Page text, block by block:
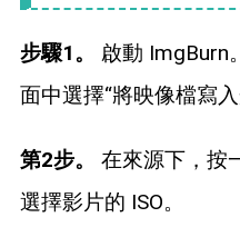
步驟1。
啟動 ImgBurn
面中選擇“將映像檔寫入
第2步。
在來源下，按
選擇影片的 ISO。